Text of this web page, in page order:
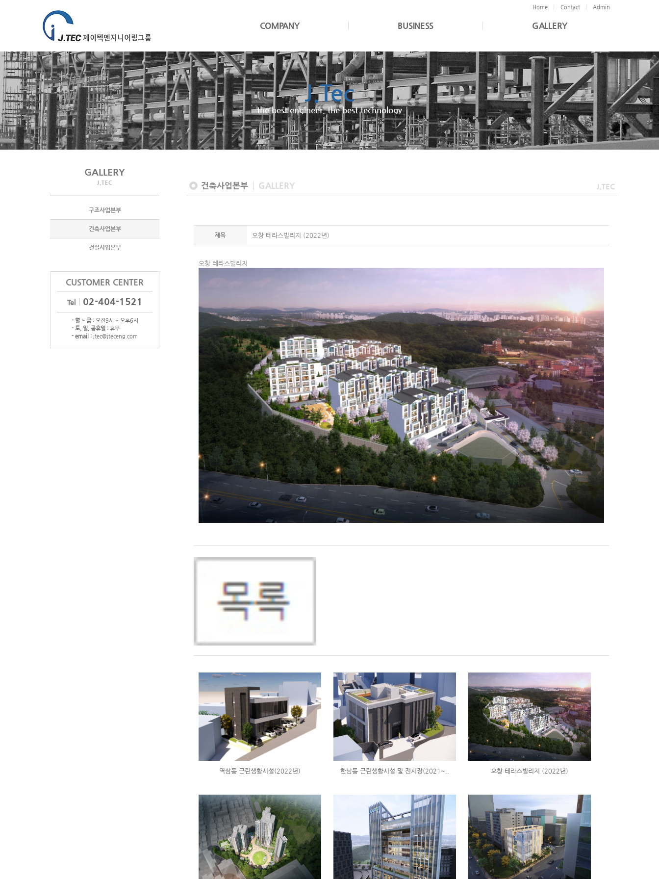
Home Contact Admin
COMPANY BUSINESS GALLERY
J.Tec
the best engineer, the best technology
GALLERY
J.TEC
구조사업본부
건축사업본부
건설사업본부
CUSTOMER CENTER
Tel 02-404-1521
- 월 ~ 금 :오전9시 ~ 오후6시
- 토, 일, 공휴일 :휴무
- email :jtec@jteceng.com
건축사업본부 GALLERY J.TEC
제목 오창 테라스빌리지 (2022년)
오창 테라스빌리지
역삼동 근린생활시설(2022년) 한남동 근린생활시설 및 전시장(2021~.. 오창 테라스빌리지 (2022년)